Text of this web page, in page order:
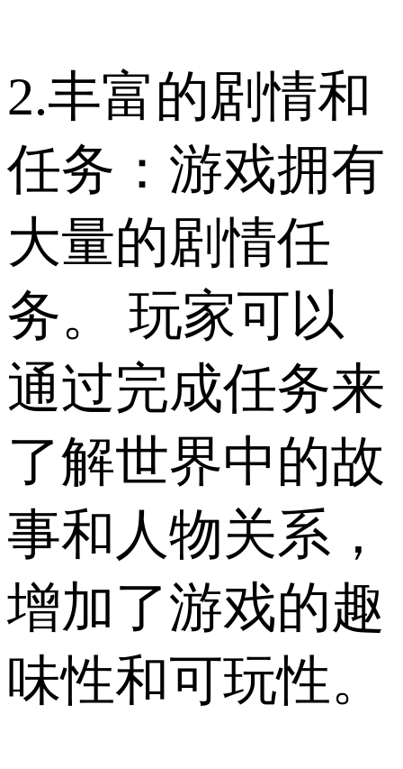
2.丰富的剧情和
任务：游戏拥有
大量的剧情任
务。 玩家可以
通过完成任务来
了解世界中的故
事和人物关系，
增加了游戏的趣
味性和可玩性。